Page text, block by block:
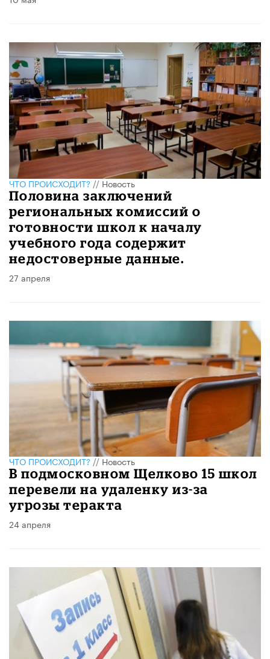
ЧТО ПРОИСХОДИТ?//Новость
Половина заключений
региональных комиссий о
готовности школ к началу
учебного года содержит
недостоверные данные.
27 апреля
ЧТО ПРОИСХОДИТ?//Новость
В подмосковном Щелково 15 школ
перевели на удаленку из-за
угрозы теракта
24 апреля